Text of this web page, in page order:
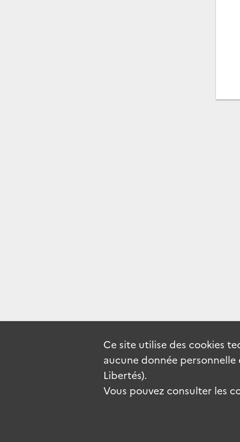
Ce site utilise des cookies
aucune donnée
Libertés).
Vous pouvez consulter les